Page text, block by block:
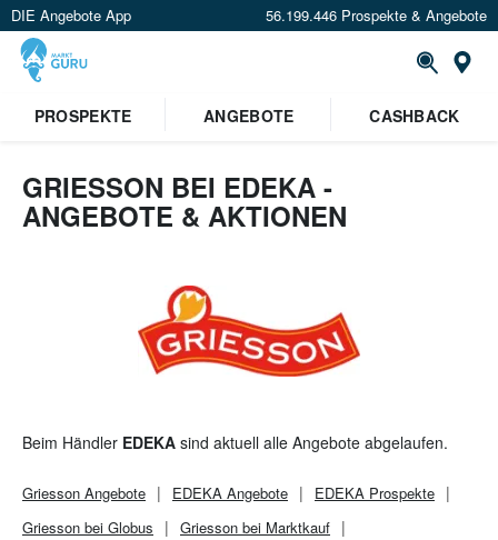
DIE Angebote App 56.199.446 Prospekte & Angebote
Standort festlegen
PROSPEKTE ANGEBOTE CASHBACK
GRIESSON BEI EDEKA -
ANGEBOTE & AKTIONEN
Beim Händler EDEKA sind aktuell alle Angebote abgelaufen.
Griesson Angebote EDEKA Angebote EDEKA Prospekte
Griesson bei Globus
Griesson bei Marktkauf